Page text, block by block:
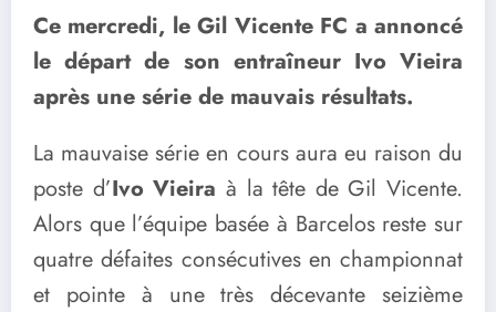
Ce mercredi, le Gil Vicente FC a annoncé
le départ de son entraîneur Ivo Vieira
après une série de mauvais résultats.
La mauvaise série en cours aura eu raison du
poste d’Ivo Vieira à la tête de Gil Vicente.
Alors que l’équipe basée à Barcelos reste sur
quatre défaites consécutives en championnat
et pointe à une très décevante seizième